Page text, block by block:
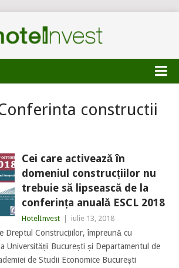
constructii
Cei care activează în
domeniul construcțiilor nu
trebuie să lipsească de la
conferința anuală ESCL 2018
HotelInvest iulie 13, 2018
Dreptul Construcțiilor, împreună cu
Universității București și Departamentul de
de Studii Economice București